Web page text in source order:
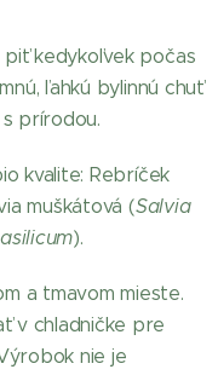
kedykoľvek počas
ľahkú bylinnú chuť
prírodou.
kvalite: Rebríček
muškátová (Salvia
).
a tmavom mieste.
v chladničke pre
nie je